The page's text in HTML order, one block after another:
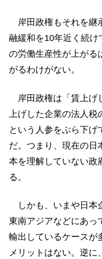
岸田政権もそれを継
融緩和を10年近く続
の労働生産性が上がる
がるわけがない。
岸田政権は「賃上げ
上げした企業の法人
という人参をぶら下げ
だ。つまり、現在の日
本を理解していない政
る。
しかも、いまや日本
東南アジアなどにあっ
輸出しているケースが
メリットはない。逆に